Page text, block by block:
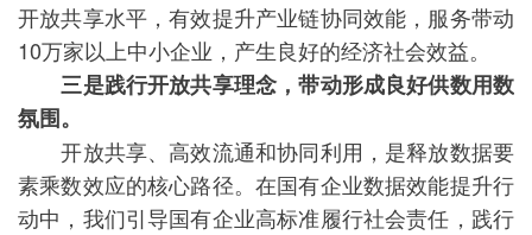
开放共享水平，有效提升产业链协同效能，服务带动
10万家以上中小企业，产生良好的经济社会效益。
三是践行开放共享理念，带动形成良好供数用数
氛围。
开放共享、高效流通和协同利用，是释放数据要
素乘数效应的核心路径。在国有企业数据效能提升行
动中，我们引导国有企业高标准履行社会责任，践行